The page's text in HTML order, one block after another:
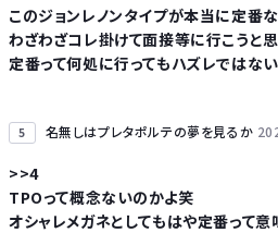
このジョンレノンタイプが本当に定番
わざわざコレ掛けて面接等に行こうと思
定番って何処に行ってもハズレではな
5 名無しはプレタポルテの夢を見るか
>>4
TPOって概念ないのかよ笑
オシャレメガネとしてもはや定番って意